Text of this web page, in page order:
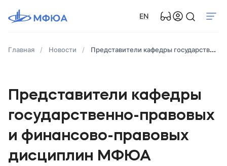
EN
Главная Новости Представители кафедры государственно-правовых и финансово-правовых дисциплин МФЮА обсудили 10-летие КАС РФ в НИУ ВШЭ
Представители кафедры
государственно-правовых
и финансово-правовых
дисциплин МФЮА